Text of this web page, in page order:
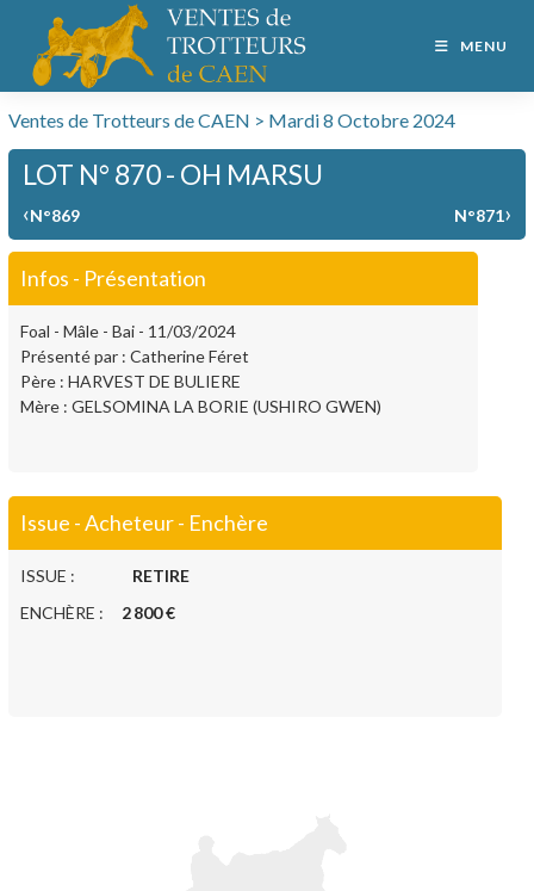
MENU
Ventes de Trotteurs de CAEN > Mardi 8 Octobre 2024
LOT N° 870 - OH MARSU
‹N°869 N°871›
Infos - Présentation
Foal - Mâle - Bai - 11/03/2024
Présenté par : Catherine Féret
Père : HARVEST DE BULIERE
Mère : GELSOMINA LA BORIE (USHIRO GWEN)
Issue - Acheteur - Enchère
ISSUE : RETIRE
ENCHÈRE : 2 800 €